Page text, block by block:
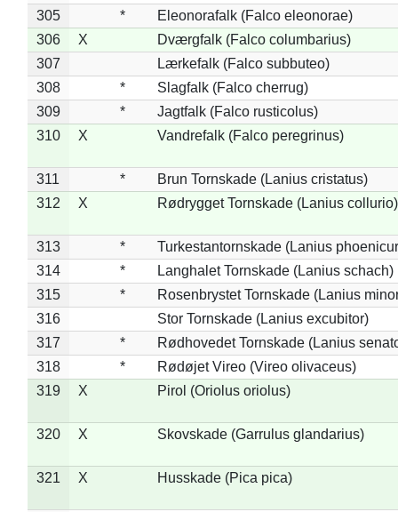
305
*
Eleonorafalk (Falco eleonorae)
306
X
Dværgfalk (Falco columbarius)
307
Lærkefalk (Falco subbuteo)
308
*
Slagfalk (Falco cherrug)
309
*
Jagtfalk (Falco rusticolus)
310
X Vandrefalk (Falco peregrinus)
311 *
Brun Tornskade (Lanius cristatus)
312
X Rødrygget Tornskade (Lanius collurio)
313 *
Turkestantornskade (Lanius
314
*
Langhalet Tornskade (Lanius schach)
315
*
Rosenbrystet Tornskade (Lanius
316
Stor Tornskade (Lanius excubitor)
317
*
Rødhovedet Tornskade (Lanius
318
*
Rødøjet Vireo (Vireo olivaceus)
319
X Pirol (Oriolus oriolus)
320 X Skovskade (Garrulus glandarius)
321 X Husskade (Pica pica)